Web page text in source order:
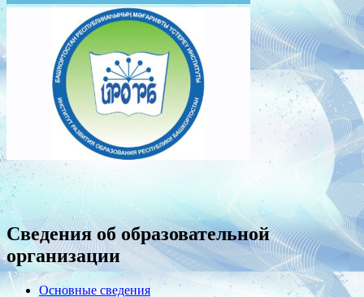
Сведения об образовательной
организации
Основные сведения